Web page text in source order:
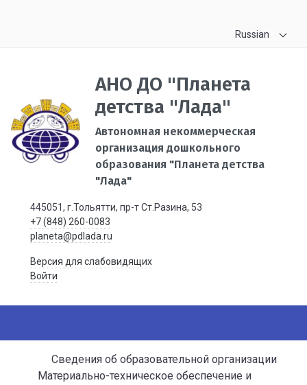
Russian
АНО ДО "Планета
детства "Лада"
Автономная некоммерческая
организация дошкольного
образования "Планета детства
"Лада"
445051, г.Тольятти, пр-т Ст.Разина, 53
+7 (848) 260-0083
planeta@pdlada.ru
Версия для слабовидящих
Войти
Сведения об образовательной организации
Материально-техническое обеспечение и